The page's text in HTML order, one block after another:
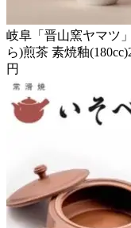
岐阜「晋山窯ヤマツ
ら)煎茶 素焼釉
円